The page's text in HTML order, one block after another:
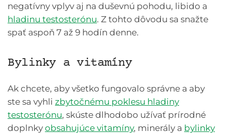
negatívny vplyv aj na duševnú pohodu, libido a
hladinu testosterónu. Z tohto dôvodu sa snažte
spať aspoň 7 až 9 hodín denne.
Bylinky a vitamíny
Ak chcete, aby všetko fungovalo správne a aby
ste sa vyhli zbytočnému poklesu hladiny
testosterónu, skúste dlhodobo užívať prírodné
doplnky obsahujúce vitamíny, minerály a bylinky